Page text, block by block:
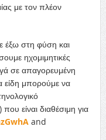
με τον πλέον
έξω στη φύση και
ηχομιμητικές
σε απαγορευμένη
είδη μπορούμε να
είναι διαθέσιμη για
and